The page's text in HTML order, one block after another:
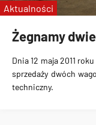
Żegnamy
Dnia 12 maja 2011
sprzedaży dwóch
techniczny.
Aktualności